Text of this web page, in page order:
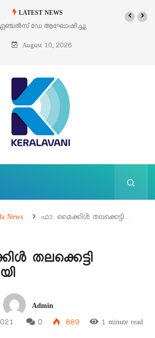
LATEST NEWS
ഡേ ആഘോഷിച്ചു
August 10, 2026
News ഫാ. മൈക്കിൾ തലക്കെട്ടി…
തലക്കെട്ടി
Admin
0 889 1 minute read